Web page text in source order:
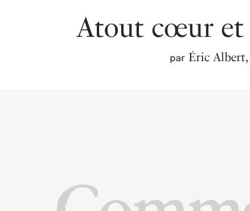
Atout cœur et
par Éric Albert,